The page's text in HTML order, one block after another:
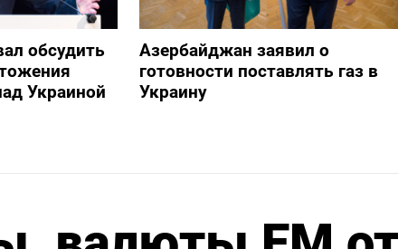
обсудить
Украиной
Азербайджан заявил о
готовности поставлять газ в
Украину